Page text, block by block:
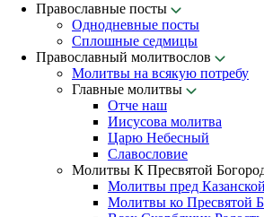
Православные посты
Однодневные посты
Сплошные седмицы
Православный молитвослов
Молитвы на всякую потребу
Главные молитвы
Отче наш
Иисусова молитва
Царю Небесный
Славословие
Молитвы К Пресвятой
Молитвы пред
Молитвы ко Пресвятой